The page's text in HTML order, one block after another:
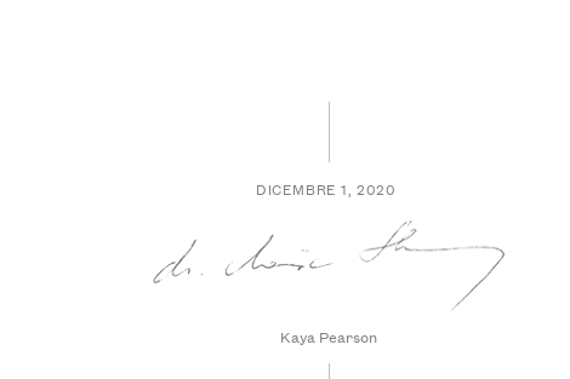
DICEMBRE 1, 2020
Kaya Pearson